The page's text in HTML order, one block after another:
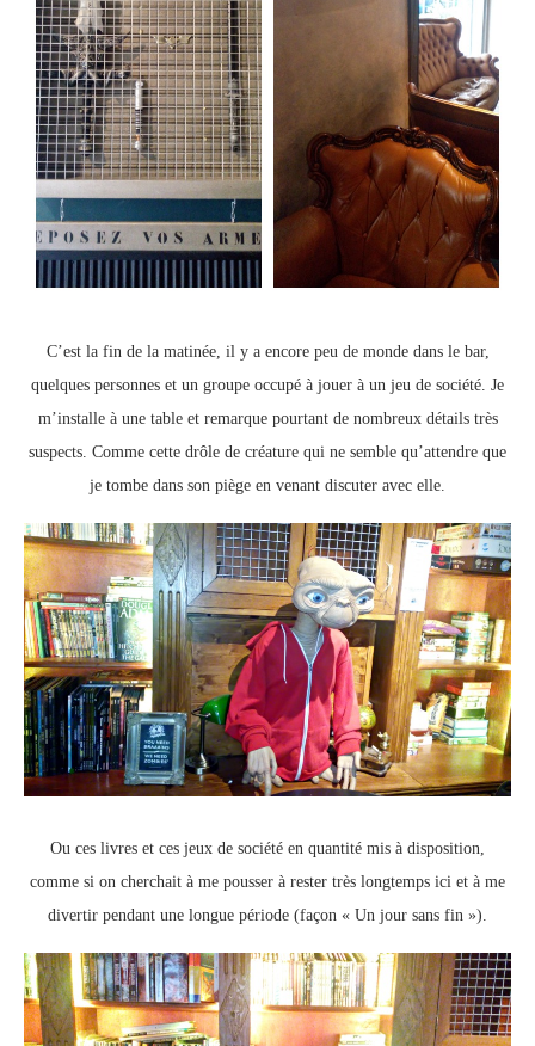
C’est la fin de la matinée, il y a encore peu de monde dans le bar,
quelques personnes et un groupe occupé à jouer à un jeu de société. Je
m’installe à une table et remarque pourtant de nombreux détails très
suspects. Comme cette drôle de créature qui ne semble qu’attendre que
je tombe dans son piège en venant discuter avec elle.
Ou ces livres et ces jeux de société en quantité mis à disposition,
comme si on cherchait à me pousser à rester très longtemps ici et à me
divertir pendant une longue période (façon « Un jour sans fin »).